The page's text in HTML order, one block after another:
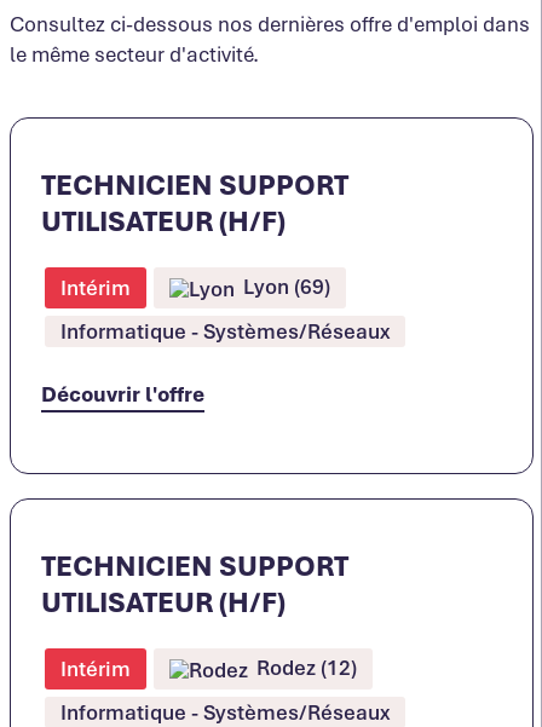
Consultez ci-dessous nos dernières offre d'emploi dans
le même secteur d'activité.
TECHNICIEN SUPPORT
UTILISATEUR (H/F)
Intérim
Lyon (69)
Informatique - Systèmes/Réseaux
Découvrir l'offre
TECHNICIEN SUPPORT
UTILISATEUR (H/F)
Intérim
Rodez (12)
Informatique - Systèmes/Réseaux